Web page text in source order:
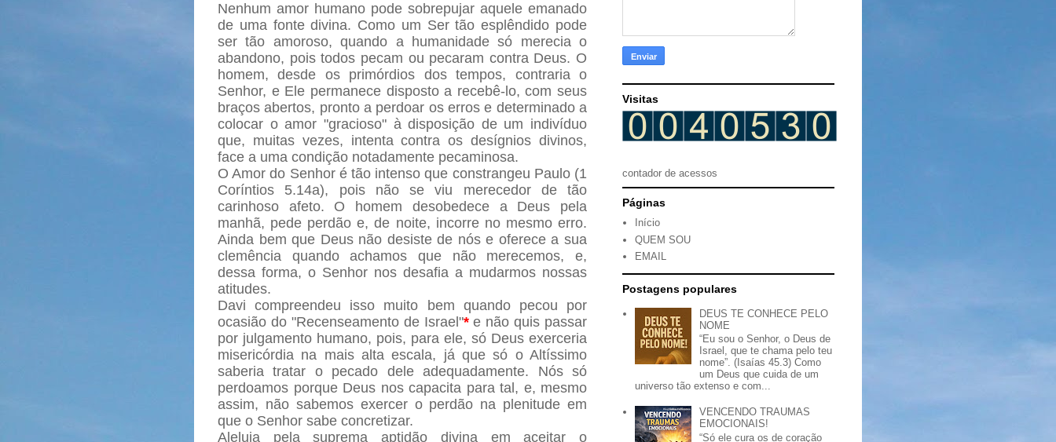
Nenhum amor humano pode sobrepujar aquele emanado
de uma fonte divina. Como um Ser tão esplêndido pode
ser tão amoroso, quando a humanidade só merecia o
abandono, pois todos pecam ou pecaram contra Deus. O
homem, desde os primórdios dos tempos, contraria o
Senhor, e Ele permanece disposto a recebê-lo, com seus
braços abertos, pronto a perdoar os erros e determinado a
colocar o amor "gracioso" à disposição de um indivíduo
que, muitas vezes, intenta contra os desígnios divinos,
face a uma condição notadamente pecaminosa.
O Amor do Senhor é tão intenso que constrangeu Paulo (1
Coríntios 5.14a), pois não se viu merecedor de tão
carinhoso afeto. O homem desobedece a Deus pela
manhã, pede perdão e, de noite, incorre no mesmo erro.
Ainda bem que Deus não desiste de nós e oferece a sua
clemência quando achamos que não merecemos, e,
dessa forma, o Senhor nos desafia a mudarmos nossas
atitudes.
Davi compreendeu isso muito bem quando pecou por
ocasião do "Recenseamento de Israel"*e não quis passar
por julgamento humano, pois, para ele, só Deus exerceria
misericórdia na mais alta escala, já que só o Altíssimo
saberia tratar o pecado dele adequadamente. Nós só
perdoamos porque Deus nos capacita para tal, e, mesmo
assim, não sabemos exercer o perdão na plenitude em
que o Senhor sabe concretizar.
Aleluia pela suprema aptidão divina em aceitar o
Visitas
contador de acessos
Páginas
Início
QUEM SOU
EMAIL
Postagens populares
DEUS TE CONHECE PELO
NOME
“Eu sou o Senhor, o Deus de
Israel, que te chama pelo teu
nome”. (Isaías 45.3) Como
um Deus que cuida de um
universo tão extenso e com...
VENCENDO TRAUMAS
EMOCIONAIS!
“Só ele cura os de coração